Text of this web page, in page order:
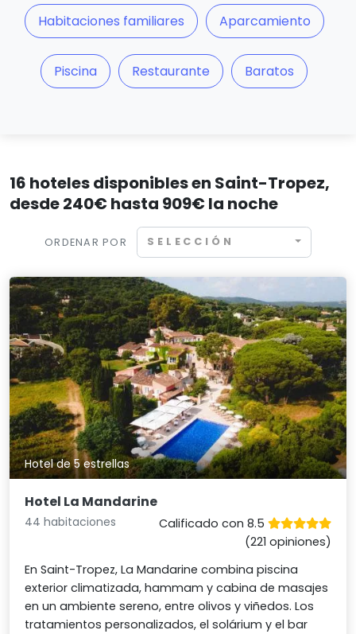
Habitaciones familiares Aparcamiento
Piscina Restaurante Baratos
16 hoteles disponibles en Saint-Tropez,
desde 240€ hasta 909€ la noche
ORDENAR POR SELECCIÓN
Hotel de 5 estrellas
Hotel La Mandarine
44 habitaciones
Calificado con 8.5
(221 opiniones)
En Saint-Tropez, La Mandarine combina piscina
exterior climatizada, hammam y cabina de masajes
en un ambiente sereno, entre olivos y viñedos. Los
tratamientos personalizados, el solárium y el bar